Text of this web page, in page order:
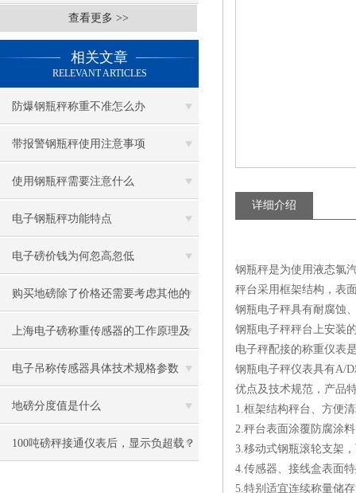
查看更多 >>
相关文章
RELEVANT ARTICLES
防爆钢瓶秤称重不准怎么办
带报警钢瓶秤使用注意事项
使用钢瓶秤需要注意什么
电子钢瓶秤功能特点
电子磅价钱为何忽高忽低
购买地磅除了价格还需要考虑其他的
因素
上海电子磅称重传感器的工作原理及
参数
电子吊称传感器具体技术规格参数
地磅分度值是什么
100吨磅秤接通仪表后，显示负超载？
详细介绍
钢瓶秤是为使用液态氯
秤台采用框架结构，表
钢瓶电子秤具有耐腐蚀
钢瓶电子秤秤台上安装
电子秤配接的称重仪表
钢瓶电子秤仪表具有A/
优点及技术规范，产品
1.框架结构秤台、方便
2.秤台表面涂覆防腐涂
3.移动式钢瓶滚轮支架
4.传感器、接线盒表面
5.特别适宜连续称量储